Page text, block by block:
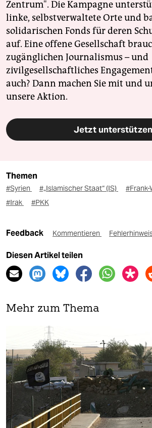
Zentrum". Die Kampagne
linke, selbstverwaltete Orte und
solidarischen Fonds für deren
auf. Eine offene Gesellschaft
zugänglichen Journalismus – und
zivilgesellschaftliches
auch? Dann machen Sie mit und
unsere Aktion.
Jetzt unterstützen
Themen
#Syrien #„Islamischer Staat“ (IS)
#Irak
#PKK
Feedback Kommentieren
Diesen Artikel teilen
Mehr zum Thema